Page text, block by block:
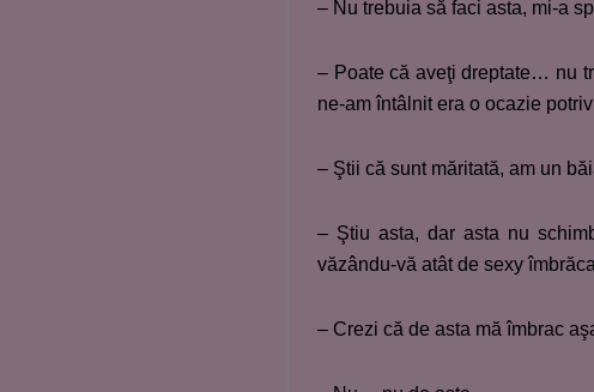
– Nu trebuia să faci asta, mi-a
– Poate că aveţi dreptate… nu
ne-am întâlnit era o ocazie
– Ştii că sunt măritată, am un
– Ştiu asta, dar asta nu
văzându-vă atât de sexy
– Crezi că de asta mă îmbrac